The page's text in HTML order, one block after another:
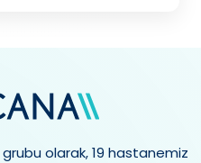
olarak, 19 hastanemiz